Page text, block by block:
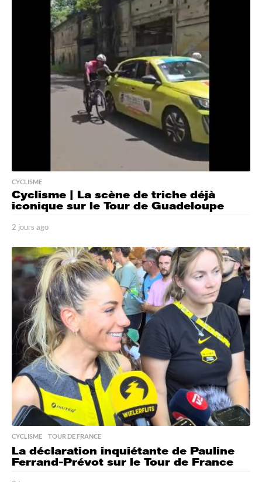
u
r
s
a
o
CYCLISME
Cyclisme | La scène de triche déjà
iconique sur le Tour de Guadeloupe
2 jours ago
o
u
r
s
a
g
o
CYCLISME ,TOUR DE FRANCE
La déclaration inquiétante de Pauline
Ferrand-Prévot sur le Tour de France